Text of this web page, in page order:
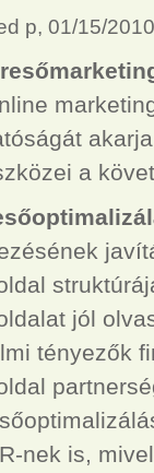
p, 01/15/
a
jól
tényezők
nek is,